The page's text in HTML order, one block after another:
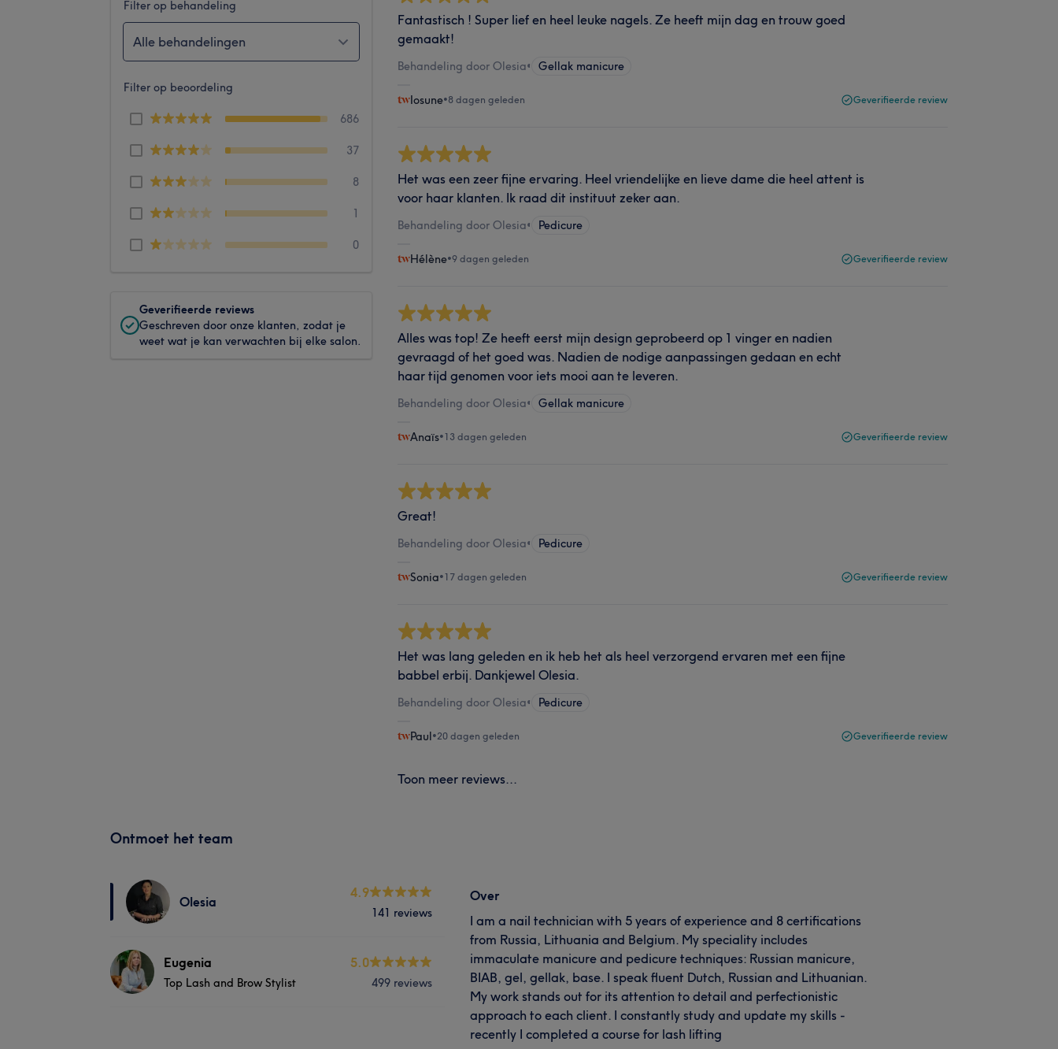
Filter op behandeling
Alle behandelingen
Filter op beoordeling
686
37
8
1
0
Geverifieerde reviews
Geschreven door onze klanten, zodat je
weet wat je kan verwachten bij elke salon.
Fantastisch ! Super lief en heel leuke nagels. Ze heeft mijn dag en trouw goed
gemaakt!
Behandeling door Olesia• Gellak manicure
Iosune•8 dagen geleden Geverifieerde review
Het was een zeer fijne ervaring. Heel vriendelijke en lieve dame die heel attent is
voor haar klanten. Ik raad dit instituut zeker aan.
Behandeling door Olesia• Pedicure
Hélène•9 dagen geleden Geverifieerde review
Alles was top! Ze heeft eerst mijn design geprobeerd op 1 vinger en nadien
gevraagd of het goed was. Nadien de nodige aanpassingen gedaan en echt
haar tijd genomen voor iets mooi aan te leveren.
Behandeling door Olesia• Gellak manicure
Anaïs•13 dagen geleden Geverifieerde review
Great!
Behandeling door Olesia• Pedicure
Sonia•17 dagen geleden Geverifieerde review
Het was lang geleden en ik heb het als heel verzorgend ervaren met een fijne
babbel erbij. Dankjewel Olesia.
Behandeling door Olesia• Pedicure
Paul•20 dagen geleden Geverifieerde review
Toon meer reviews...
Ontmoet het team
Olesia
4.9
141 reviews
Eugenia
Top Lash and Brow Stylist
5.0
499 reviews
Over
I am a nail technician with 5 years of experience and 8 certifications
from Russia, Lithuania and Belgium. My speciality includes
immaculate manicure and pedicure techniques: Russian manicure,
BIAB, gel, gellak, base. I speak fluent Dutch, Russian and Lithuanian.
My work stands out for its attention to detail and perfectionistic
approach to each client. I constantly study and update my skills -
recently I completed a course for lash lifting